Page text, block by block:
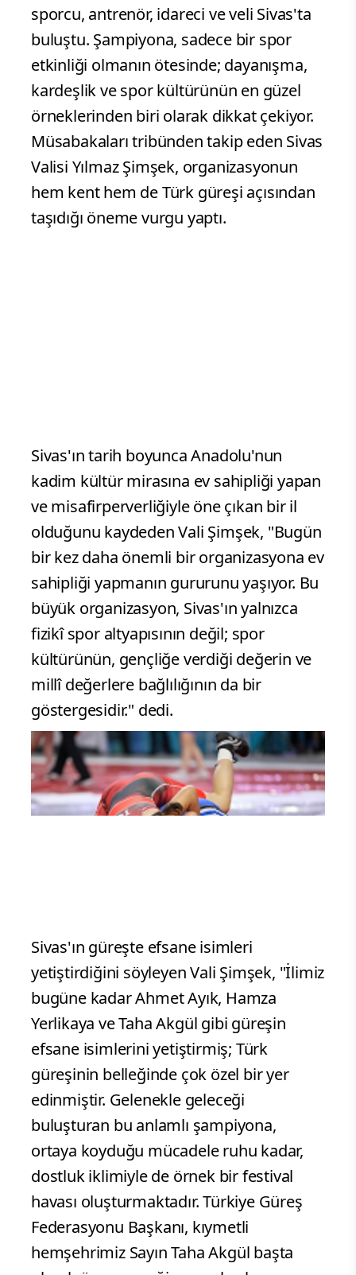
sporcu, antrenör, idareci ve veli Sivas'ta
buluştu. Şampiyona, sadece bir spor
etkinliği olmanın ötesinde; dayanışma,
kardeşlik ve spor kültürünün en güzel
örneklerinden biri olarak dikkat çekiyor.
Müsabakaları tribünden takip eden Sivas
Valisi Yılmaz Şimşek, organizasyonun
hem kent hem de Türk güreşi açısından
taşıdığı öneme vurgu yaptı.
Sivas'ın tarih boyunca Anadolu'nun
kadim kültür mirasına ev sahipliği yapan
ve misafirperverliğiyle öne çıkan bir il
olduğunu kaydeden Vali Şimşek, "Bugün
bir kez daha önemli bir organizasyona ev
sahipliği yapmanın gururunu yaşıyor. Bu
büyük organizasyon, Sivas'ın yalnızca
fizikî spor altyapısının değil; spor
kültürünün, gençliğe verdiği değerin ve
millî değerlere bağlılığının da bir
göstergesidir." dedi.
Sivas'ın güreşte efsane isimleri
yetiştirdiğini söyleyen Vali Şimşek, "İlimiz
bugüne kadar Ahmet Ayık, Hamza
Yerlikaya ve Taha Akgül gibi güreşin
efsane isimlerini yetiştirmiş; Türk
güreşinin belleğinde çok özel bir yer
edinmiştir. Gelenekle geleceği
buluşturan bu anlamlı şampiyona,
ortaya koyduğu mücadele ruhu kadar,
dostluk iklimiyle de örnek bir festival
havası oluşturmaktadır. Türkiye Güreş
Federasyonu Başkanı, kıymetli
hemşehrimiz Sayın Taha Akgül başta